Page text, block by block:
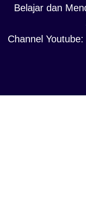
Belajar dan
Channel